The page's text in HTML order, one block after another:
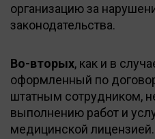
организацию за
законодательства.
Во-вторых, как и в
оформленный по
штатным сотрудником,
выполнению работ и
медицинской лицензией.